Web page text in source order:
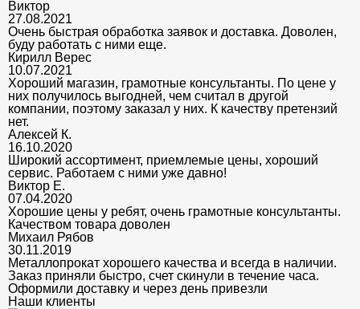
Виктор
27.08.2021
Очень быстрая обработка заявок и доставка. Доволен,
буду работать с ними еще.
Кирилл Верес
10.07.2021
Хороший магазин, грамотные консультанты. По цене у
них получилось выгодней, чем считал в другой
компании, поэтому заказал у них. К качеству претензий
нет.
Алексей К.
16.10.2020
Широкий ассортимент, приемлемые цены, хороший
сервис. Работаем с ними уже давно!
Виктор Е.
07.04.2020
Хорошие цены у ребят, очень грамотные консультанты.
Качеством товара доволен
Михаил Рябов
30.11.2019
Металлопрокат хорошего качества и всегда в наличии.
Заказ приняли быстро, счет скинули в течение часа.
Оформили доставку и через день привезли
Наши клиенты